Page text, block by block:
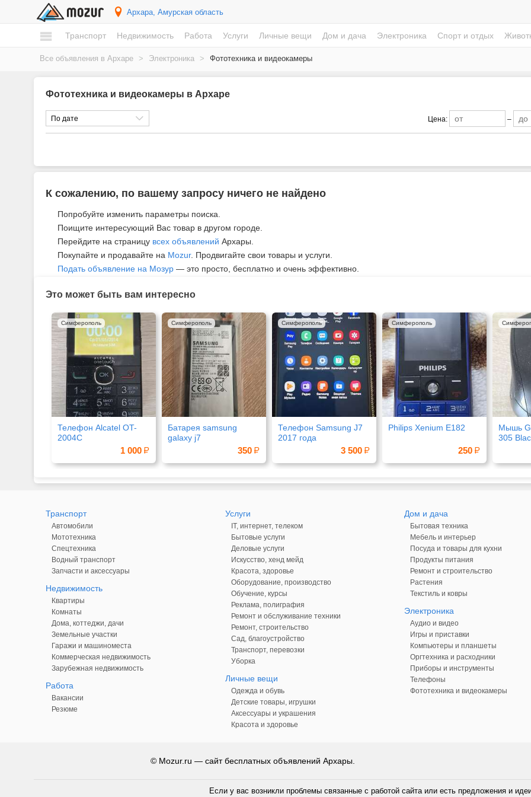
Архара, Амурская область
Транспорт Недвижимость Работа Услуги Личные вещи Дом и дача Электроника Спорт и отдых
Все объявления в Архаре > Электроника > Фототехника и видеокамеры
Фототехника и видеокамеры в Архаре
По дате Цена: –
К сожалению, по вашему запросу ничего не найдено
Попробуйте изменить параметры поиска.
Поищите интересующий Вас товар в другом городе.
Перейдите на страницу всех объявлений Архары.
Покупайте и продавайте на Mozur. Продвигайте свои товары и услуги.
Подать объявление на Мозур — это просто, бесплатно и очень эффективно.
Это может быть вам интересно
Телефон Alcatel OT-
2004C
1 000
Симферополь
Батарея samsung
galaxy j7
350
Симферополь
Телефон Samsung J7
2017 года
3 500
Симферополь
Philips Xenium E182
250
Симферополь
Мышь
305
Транспорт
Автомобили
Мототехника
Спецтехника
Водный транспорт
Запчасти и аксессуары
Недвижимость
Квартиры
Комнаты
Дома, коттеджи, дачи
Земельные участки
Гаражи и машиноместа
Коммерческая недвижимость
Зарубежная недвижимость
Работа
Вакансии
Резюме
Услуги
IT, интернет, телеком
Бытовые услуги
Деловые услуги
Искусство, хенд мейд
Красота, здоровье
Оборудование, производство
Обучение, курсы
Реклама, полиграфия
Ремонт и обслуживание техники
Ремонт, строительство
Сад, благоустройство
Транспорт, перевозки
Уборка
Личные вещи
Одежда и обувь
Детские товары, игрушки
Аксессуары и украшения
Красота и здоровье
Дом и дача
Бытовая техника
Мебель и интерьер
Посуда и товары для кухни
Продукты питания
Ремонт и строительство
Растения
Текстиль и ковры
Электроника
Аудио и видео
Игры и приставки
Компьютеры и планшеты
Оргтехника и расходники
Приборы и инструменты
Телефоны
Фототехника и видеокамеры
© Mozur.ru — сайт бесплатных объявлений Архары.
Если у вас возникли проблемы связанные с работой сайта или есть предложения и